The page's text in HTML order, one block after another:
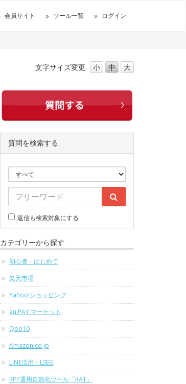
会員サイト ツール一覧 ログイン
文字サイズ変更 小 中 大
質問を検索する
返信も検索対象にする
カテゴリーから探す
初心者・はじめて
楽天市場
Yahoo!ショッピング
au PAY マーケット
Qoo10
Amazon.co.jp
LINE活用・LSEG
RPP運用自動化ツール「RAT」